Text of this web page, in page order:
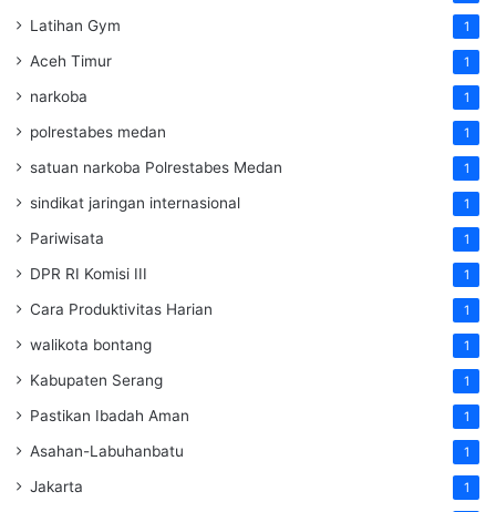
Latihan Gym 1
Aceh Timur 1
narkoba 1
polrestabes medan 1
satuan narkoba Polrestabes Medan 1
sindikat jaringan internasional 1
Pariwisata 1
DPR RI Komisi III 1
Cara Produktivitas Harian 1
walikota bontang 1
Kabupaten Serang 1
Pastikan Ibadah Aman 1
Asahan-Labuhanbatu 1
Jakarta 1